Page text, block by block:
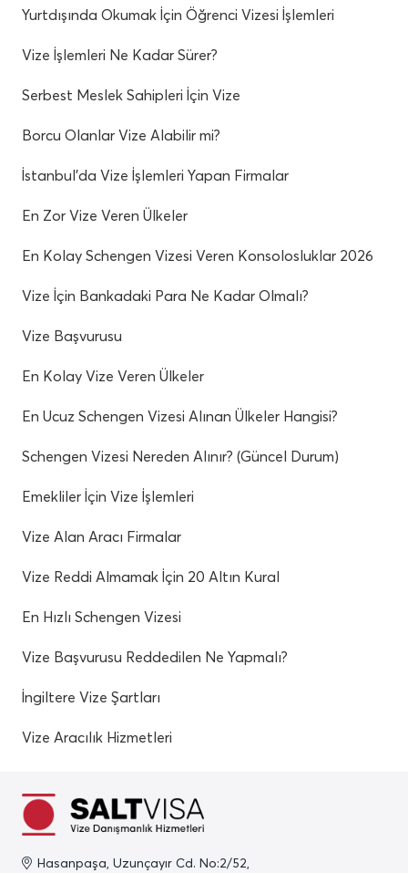
Yurtdışında Okumak İçin Öğrenci Vizesi İşlemleri
Vize İşlemleri Ne Kadar Sürer?
Serbest Meslek Sahipleri İçin Vize
Borcu Olanlar Vize Alabilir mi?
İstanbul’da Vize İşlemleri Yapan Firmalar
En Zor Vize Veren Ülkeler
En Kolay Schengen Vizesi Veren Konsolosluklar 2026
Vize İçin Bankadaki Para Ne Kadar Olmalı?
Vize Başvurusu
En Kolay Vize Veren Ülkeler
En Ucuz Schengen Vizesi Alınan Ülkeler Hangisi?
Schengen Vizesi Nereden Alınır? (Güncel Durum)
Emekliler İçin Vize İşlemleri
Vize Alan Aracı Firmalar
Vize Reddi Almamak İçin 20 Altın Kural
En Hızlı Schengen Vizesi
Vize Başvurusu Reddedilen Ne Yapmalı?
İngiltere Vize Şartları
Vize Aracılık Hizmetleri
Hasanpaşa, Uzunçayır Cd. No:2/52,